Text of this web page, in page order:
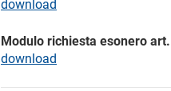
download
Modulo richiesta esonero
download